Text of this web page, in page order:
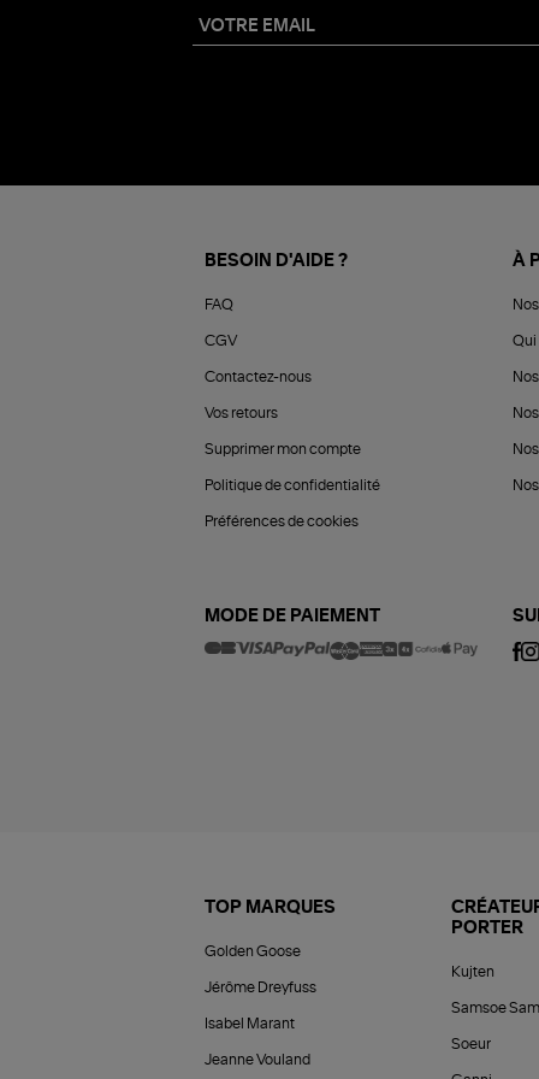
BESOIN D'AIDE ?
FAQ
CGV
Contactez-nous
Vos retours
Supprimer mon compte
Politique de confidentialité
Préférences de cookies
À
Qui
MODE DE PAIEMENT
TOP MARQUES
Golden Goose
Jérôme Dreyfuss
Isabel Marant
Jeanne Vouland
PORTER
Kujten
Samsoe
Soeur